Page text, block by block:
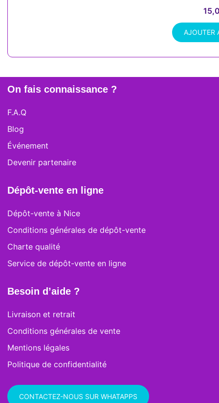
AJOUTER
On fais connaissance ?
F.A.Q
Blog
Événement
Devenir partenaire
Dépôt-vente en ligne
Dépôt-vente à Nice
Conditions générales de dépôt-vente
Charte qualité
Service de dépôt-vente en ligne
Besoin d’aide ?
Livraison et retrait
Conditions générales de vente
Mentions légales
Politique de confidentialité
CONTACTEZ-NOUS SUR WHATAPPS